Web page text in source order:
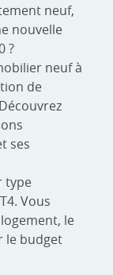
neuf,
nouvelle
?
neuf à
de
ses
type
Vous
le
le budget